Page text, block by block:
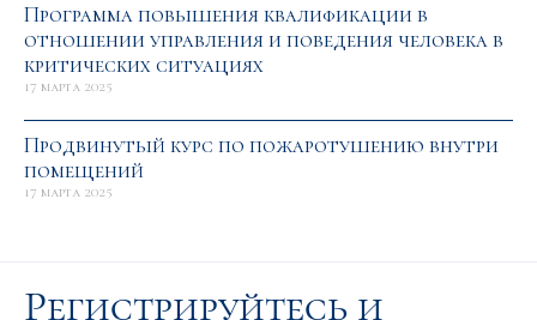
Программа повышения квалификации в
отношении управления и поведения человека в
критических ситуациях
17 марта 2025
Продвинутый курс по пожаротушению внутри
помещений
17 марта 2025
Регистрируйтесь и